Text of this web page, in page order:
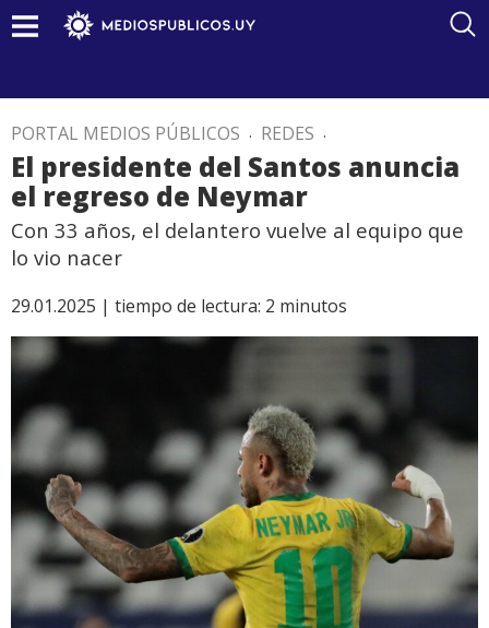
PORTAL MEDIOS PÚBLICOS . REDES .
El presidente del Santos anuncia
el regreso de Neymar
Con 33 años, el delantero vuelve al equipo que
lo vio nacer
29.01.2025 | tiempo de lectura: 2 minutos